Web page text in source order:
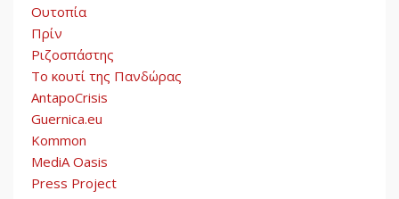
Ουτοπία
Πρίν
Ριζοσπάστης
Το κουτί της Πανδώρας
AntapoCrisis
Guernica.eu
Kommon
MediA Oasis
Press Project